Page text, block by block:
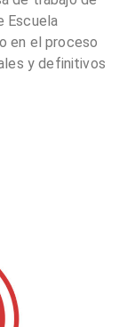
Escuela
en el proceso
y definitivos